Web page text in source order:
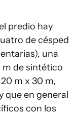
predio hay
de césped
una
de sintético
m x 30 m,
que en general
con los